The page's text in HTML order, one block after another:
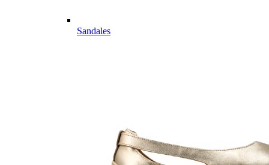
Sandales